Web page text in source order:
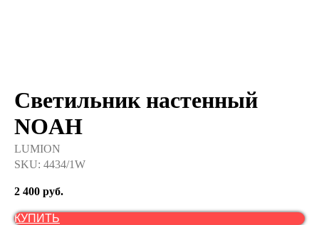
Светильник настенный
NOAH
LUMION
SKU: 4434/1W
2 400 руб.
КУПИТЬ